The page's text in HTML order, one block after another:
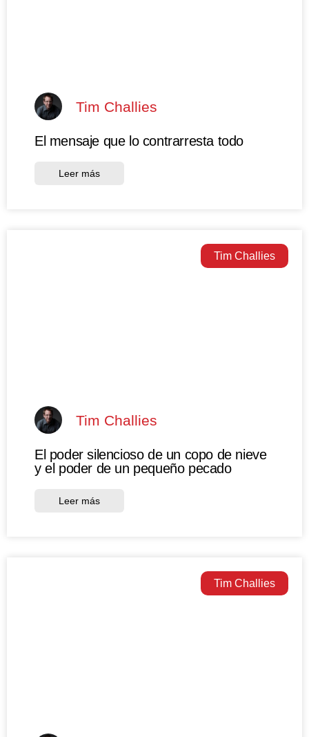
Tim Challies
El mensaje que lo contrarresta todo
Leer más
Tim Challies
Tim Challies
El poder silencioso de un copo de nieve
y el poder de un pequeño pecado
Leer más
Tim Challies